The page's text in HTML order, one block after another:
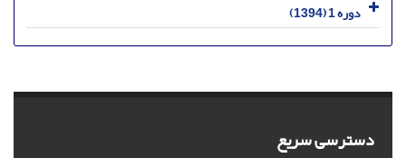
دوره 1 (1394)
دسترسی سریع